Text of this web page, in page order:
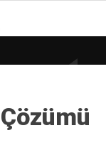
°